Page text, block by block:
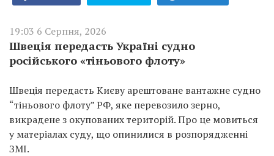
19:03 6 Серпня, 2026
Швеція передасть Україні судно
російського «тіньового флоту»
Швеція передасть Києву арештоване вантажне судно
“тіньового флоту” РФ, яке перевозило зерно,
викрадене з окупованих територій. Про це мовиться
у матеріалах суду, що опинилися в розпорядженні
ЗМІ.